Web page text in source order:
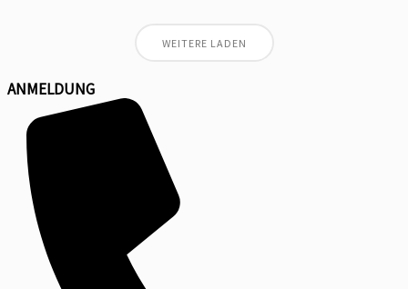
WEITERE LADEN
ANMELDUNG